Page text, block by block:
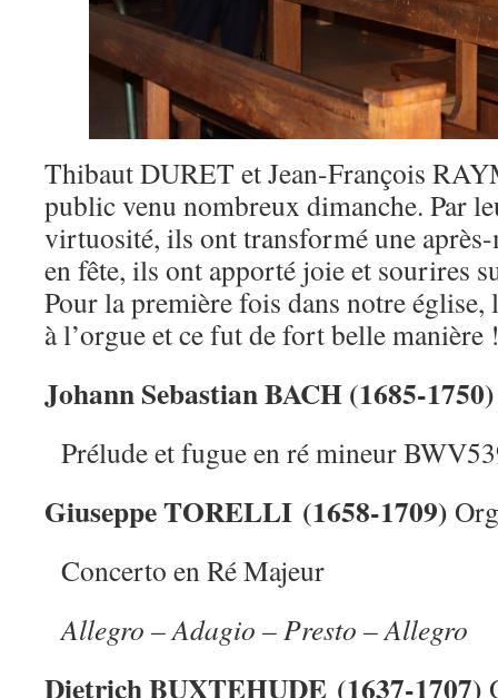
Thibaut DURET et Jean-François
public venu nombreux dimanche. Par
virtuosité, ils ont transformé une
en fête, ils ont apporté joie et sourires
Pour la première fois dans notre église,
à l’orgue et ce fut de fort belle manière
Johann Sebastian BACH (1685-1750)
Prélude et fugue en ré mineur
Giuseppe TORELLI (1658-1709)
Concerto en Ré Majeur
Allegro – Adagio – Presto – Allegro
Dietrich BUXTEHUDE (1637-1707)